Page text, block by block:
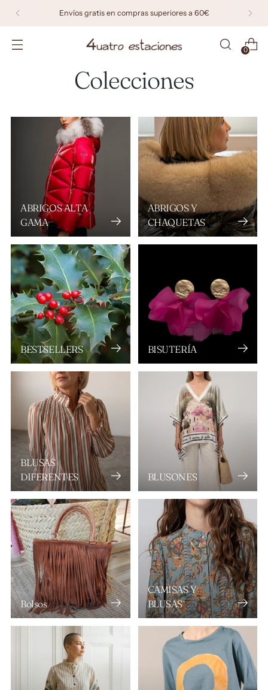
Envíos gratis en compras superiores a 60€
0
Colecciones
ABRIGOS ALTA
GAMA
ABRIGOS Y
CHAQUETAS
BESTSELLERS BISUTERÍA
BLUSAS
DIFERENTES
BLUSONES
Bolsos
CAMISAS Y
BLUSAS